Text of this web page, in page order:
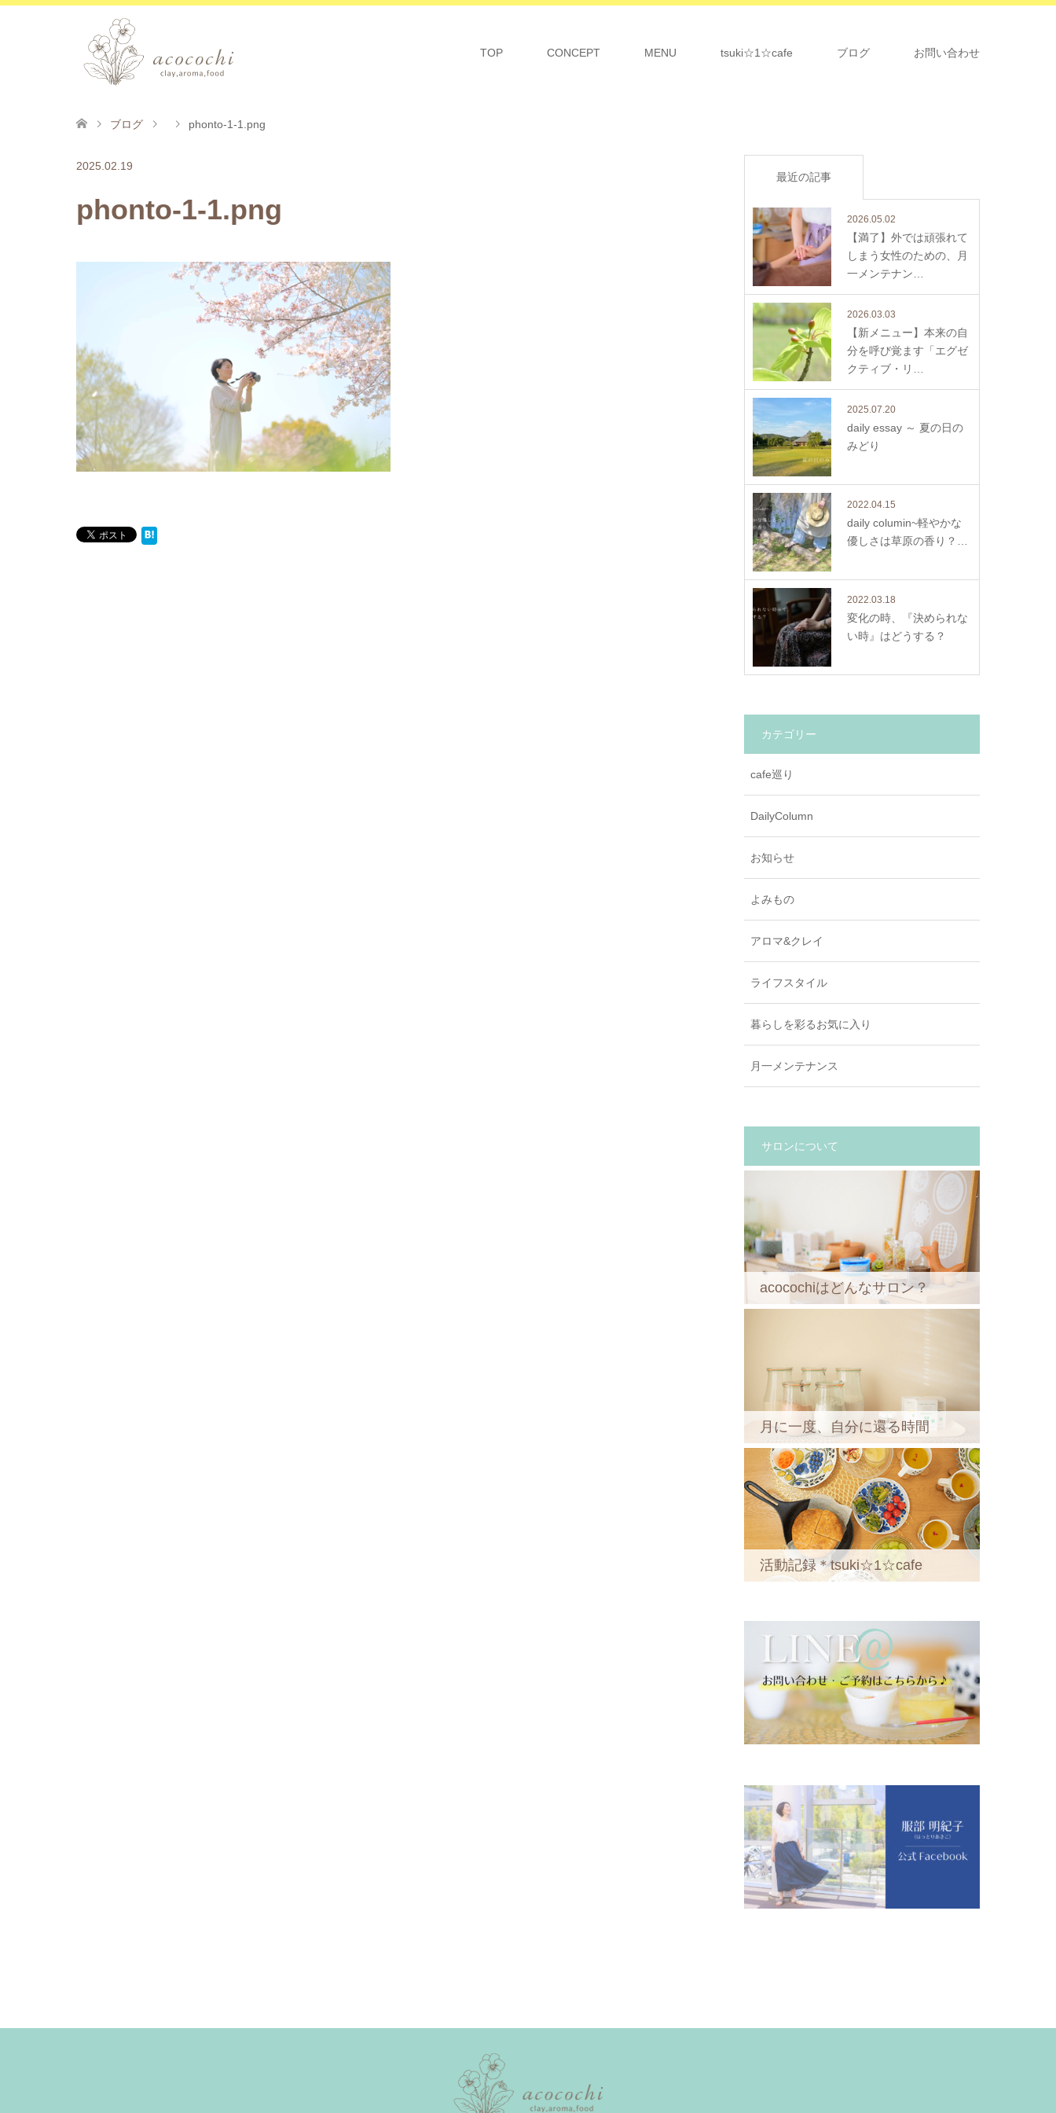
TOP CONCEPT MENU tsuki☆1☆cafe ブログ お問い合わせ
ブログ phonto-1-1.png
2025.02.19
phonto-1-1.png
最近の記事
2026.05.02
【満了】外では頑張れて
しまう女性のための、月
一メンテナン…
2026.03.03
【新メニュー】本来の自
分を呼び覚ます「エグゼ
クティブ・リ…
2025.07.20
daily essay ～ 夏の日の
みどり
2022.04.15
daily columin~軽やかな
優しさは草原の香り？…
2022.03.18
変化の時、『決められな
い時』はどうする？
カテゴリー
cafe巡り
DailyColumn
お知らせ
よみもの
アロマ&クレイ
ライフスタイル
暮らしを彩るお気に入り
月一メンテナンス
サロンについて
acocochiはどんなサロン？
月に一度、自分に還る時間
活動記録＊tsuki☆1☆cafe